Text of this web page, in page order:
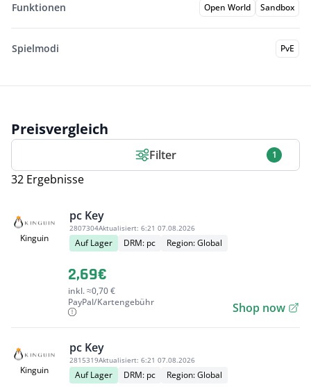
Funktionen Open World Sandbox
Spielmodi PvE
Preisvergleich
Filter 1
32 Ergebnisse
Kinguin
pc Key
2807304Aktualisiert: 6:21 07.08.2026
Auf Lager DRM: pc Region: Global
2,69€
inkl. ≈0,70 €
PayPal/Kartengebühr
Shop now
Kinguin
pc Key
2815319Aktualisiert: 6:21 07.08.2026
Auf Lager DRM: pc Region: Global